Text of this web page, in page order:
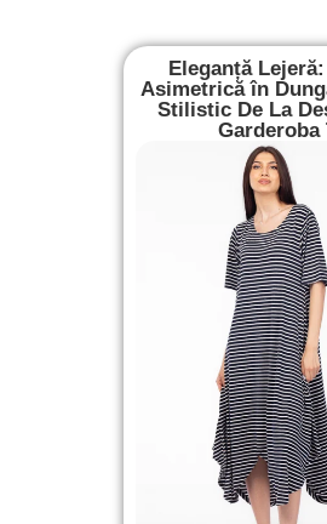
Eleganță
Asimetrică în
Stilistic De La
Garderoba